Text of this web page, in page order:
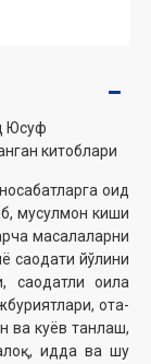
Юсуф
китоблари
оид
мусулмон киши
масалаларни
саодати йўлини
саодатли оила
ота-
ва куёв танлаш,
идда ва шу